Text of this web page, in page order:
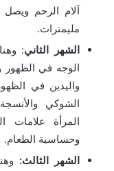
مليمترات.
الشهر الثاني:
الوجه في الظهور
واليدين في
الشوكي
المرأة
وحساسية الطعام.
الشهر الثالث: